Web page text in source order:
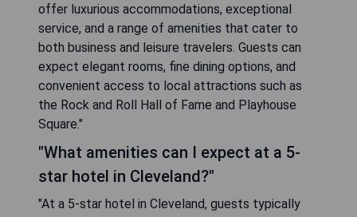
offer luxurious accommodations, exceptional
service, and a range of amenities that cater to
both business and leisure travelers. Guests can
expect elegant rooms, fine dining options, and
convenient access to local attractions such as
the Rock and Roll Hall of Fame and Playhouse
Square."
"What amenities can I expect at a 5-
star hotel in Cleveland?"
"At a 5-star hotel in Cleveland, guests typically